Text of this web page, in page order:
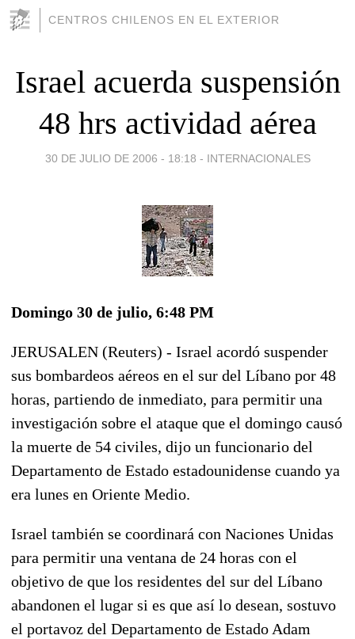
CENTROS CHILENOS EN EL EXTERIOR
Israel acuerda suspensión
48 hrs actividad aérea
30 DE JULIO DE 2006 - 18:18 - INTERNACIONALES
Domingo 30 de julio, 6:48 PM
JERUSALEN (Reuters) - Israel acordó suspender
sus bombardeos aéreos en el sur del Líbano por 48
horas, partiendo de inmediato, para permitir una
investigación sobre el ataque que el domingo causó
la muerte de 54 civiles, dijo un funcionario del
Departamento de Estado estadounidense cuando ya
era lunes en Oriente Medio.
Israel también se coordinará con Naciones Unidas
para permitir una ventana de 24 horas con el
objetivo de que los residentes del sur del Líbano
abandonen el lugar si es que así lo desean, sostuvo
el portavoz del Departamento de Estado Adam